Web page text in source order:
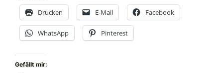
Drucken E-Mail Facebook
WhatsApp Pinterest
Gefällt mir: